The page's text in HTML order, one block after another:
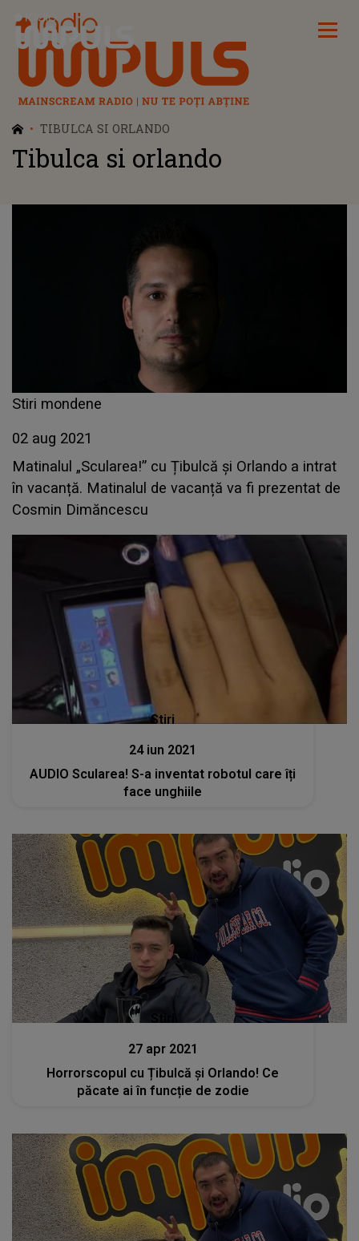
Radio Impuls
TIBULCA SI ORLANDO
Tibulca si orlando
Stiri mondene
02 aug 2021
Matinalul „Scularea!” cu Țibulcă și Orlando a intrat
în vacanță. Matinalul de vacanță va fi prezentat de
Cosmin Dimăncescu
Stiri
24 iun 2021
AUDIO Scularea! S-a inventat robotul care îți
face unghiile
Stiri
27 apr 2021
Horrorscopul cu Țibulcă și Orlando! Ce
păcate ai în funcție de zodie